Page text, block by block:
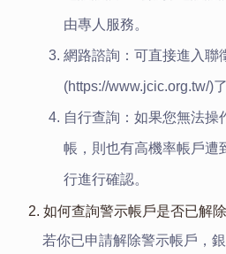
由專人服務。
網路諮詢：可直接進入聯
(https://www.jcic.org.tw/)
自行查詢：如果您無法操
帳，則也有高機率帳戶遭
行進行確認。
2. 如何查詢警示帳戶是否已解
若你已申請解除警示帳戶，